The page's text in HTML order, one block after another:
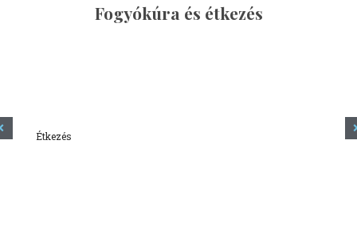
Fogyókúra és étkezés
Étkezés